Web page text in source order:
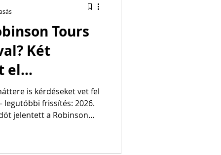
TRAVEL
Tours
Két
el
Debrecenből
is kérdéseket vet fel
legutóbbi frissítés: 2026.
jelentett a Robinson